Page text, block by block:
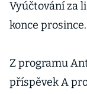
Vyúčtování za
konce prosince.
Z programu
příspěvek A